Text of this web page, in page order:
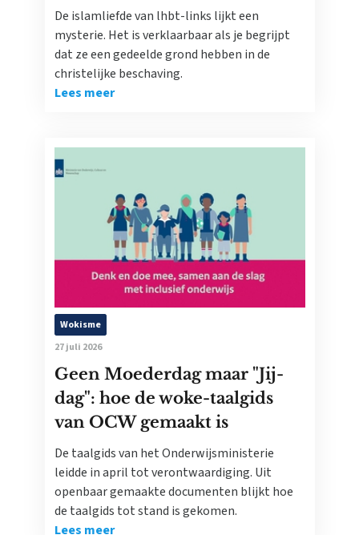
De islamliefde van lhbt-links lijkt een
mysterie. Het is verklaarbaar als je begrijpt
dat ze een gedeelde grond hebben in de
christelijke beschaving.
Lees meer
Wokisme
27 juli 2026
Geen Moederdag maar "Jij-
dag": hoe de woke-taalgids
van OCW gemaakt is
De taalgids van het Onderwijsministerie
leidde in april tot verontwaardiging. Uit
openbaar gemaakte documenten blijkt hoe
de taalgids tot stand is gekomen.
Lees meer